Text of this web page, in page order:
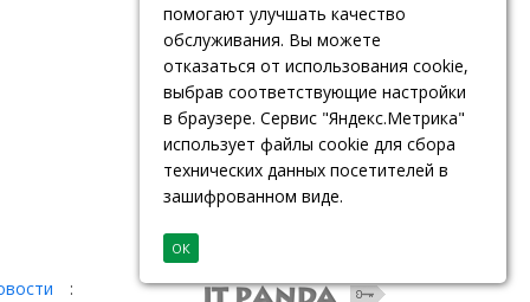
:
помогают улучшать качество
обслуживания. Вы можете
отказаться от использования cookie,
выбрав соответствующие настройки
в браузере. Сервис "Яндекс.Метрика"
использует файлы cookie для сбора
технических данных посетителей в
зашифрованном виде.
ОК